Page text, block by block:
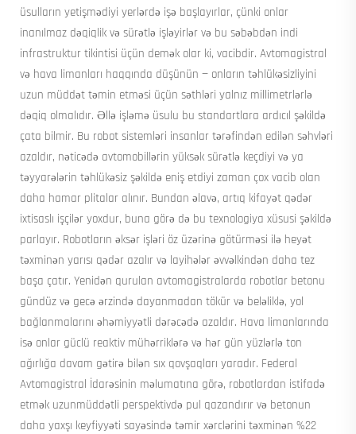
üsulların yetişmədiyi yerlərdə işə başlayırlar, çünki onlar
inanılmaz dəqiqlik və sürətlə işləyirlər və bu səbəbdən indi
infrastruktur tikintisi üçün demək olar ki, vacibdir. Avtomagistral
və hava limanları haqqında düşünün — onların təhlükəsizliyini
uzun müddət təmin etməsi üçün səthləri yalnız millimetrlərlə
dəqiq olmalıdır. Əllə işləmə üsulu bu standartlara ardıcıl şəkildə
çata bilmir. Bu robot sistemləri insanlar tərəfindən edilən səhvləri
azaldır, nəticədə avtomobillərin yüksək sürətlə keçdiyi və ya
təyyarələrin təhlükəsiz şəkildə eniş etdiyi zaman çox vacib olan
daha hamar plitalar alınır. Bundan əlavə, artıq kifayət qədər
ixtisaslı işçilər yoxdur, buna görə də bu texnologiya xüsusi şəkildə
parlayır. Robotların əksər işləri öz üzərinə götürməsi ilə heyət
təxminən yarısı qədər azalır və layihələr əvvəlkindən daha tez
başa çatır. Yenidən qurulan avtomagistralarda robotlar betonu
gündüz və gecə ərzində dayanmadan tökür və beləliklə, yol
bağlanmalarını əhəmiyyətli dərəcədə azaldır. Hava limanlarında
isə onlar güclü reaktiv mühərriklərə və hər gün yüzlərlə ton
ağırlığa davam gətirə bilən sıx qovşaqları yaradır. Federal
Avtomagistral İdarəsinin məlumatına görə, robotlardan istifadə
etmək uzunmüddətli perspektivdə pul qazandırır və betonun
daha yaxşı keyfiyyəti sayəsində təmir xərclərini təxminən %22